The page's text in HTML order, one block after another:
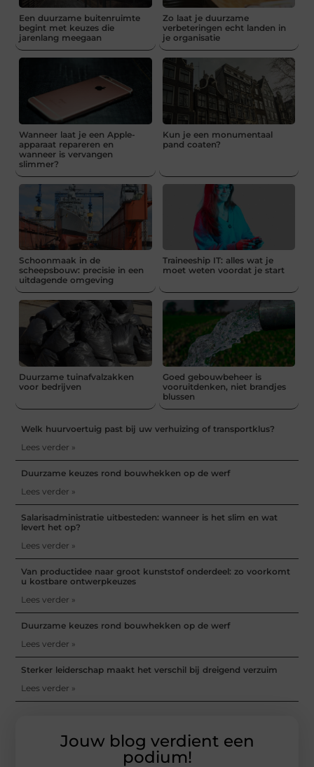
Een duurzame buitenruimte
begint met keuzes die
jarenlang meegaan
Zo laat je duurzame
verbeteringen echt landen in
je organisatie
Wanneer laat je een Apple-
apparaat repareren en
wanneer is vervangen
slimmer?
Kun je een monumentaal
pand coaten?
Schoonmaak in de
scheepsbouw: precisie in een
uitdagende omgeving
Traineeship IT: alles wat je
moet weten voordat je start
Duurzame tuinafvalzakken
voor bedrijven
Goed gebouwbeheer is
vooruitdenken, niet brandjes
blussen
Welk huurvoertuig past bij uw verhuizing of transportklus?
Lees verder »
Duurzame keuzes rond bouwhekken op de werf
Lees verder »
Salarisadministratie uitbesteden: wanneer is het slim en wat
levert het op?
Lees verder »
Van productidee naar groot kunststof onderdeel: zo voorkomt
u kostbare ontwerpkeuzes
Lees verder »
Duurzame keuzes rond bouwhekken op de werf
Lees verder »
Sterker leiderschap maakt het verschil bij dreigend verzuim
Lees verder »
Jouw blog verdient een
podium!